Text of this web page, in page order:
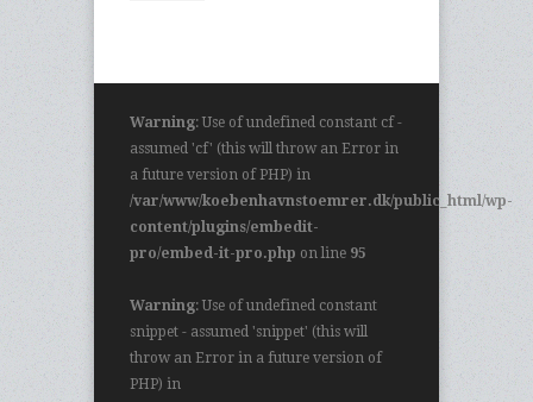
Warning: Use of undefined constant cf -
assumed 'cf' (this will throw an Error in
a future version of PHP) in
/var/www/koebenhavnstoemrer.dk/public_html/wp-
content/plugins/embedit-
pro/embed-it-pro.php on line 95
Warning: Use of undefined constant
snippet - assumed 'snippet' (this will
throw an Error in a future version of
PHP) in